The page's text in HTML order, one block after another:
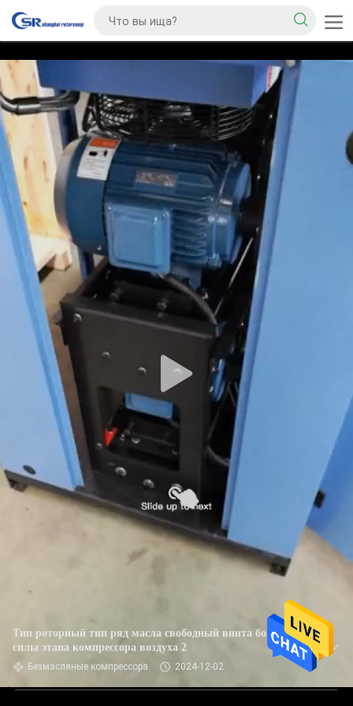
Тип роторный тип ряд масла свободный винта большой
силы этапа компрессора воздуха 2
Безмасляные компрессора 2024-12-02